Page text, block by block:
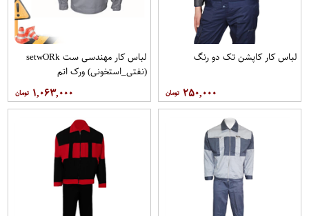
لباس کار کاپشن تک دو رنگ
۲۵۰,۰۰۰
لباس کار مهندسی ست setwO​Rk
(نفتی_استخونی) ورک اتم
۱,۰۶۳,۰۰۰